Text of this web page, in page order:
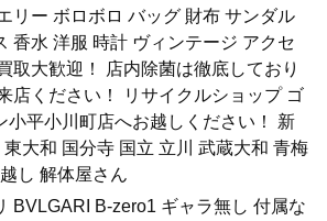
リー ボロボロ バッグ 財布 サンダル
香水 洋服 時計 ヴィンテージ アクセ
取大歓迎！ 店内除菌は徹底しており
店ください！ リサイクルショップ ゴ
小平小川町店へお越しください！ 新
大和 国分寺 国立 立川 武蔵大和 青梅
し 解体屋さん
BVLGARI B-zero1 ギャラ無し 付属な